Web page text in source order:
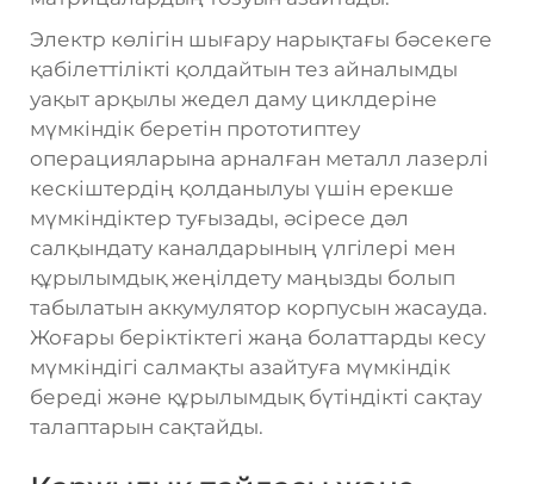
Электр көлігін шығару нарықтағы бәсекеге
қабілеттілікті қолдайтын тез айналымды
уақыт арқылы жедел даму циклдеріне
мүмкіндік беретін прототиптеу
операцияларына арналған металл лазерлі
кескіштердің қолданылуы үшін ерекше
мүмкіндіктер туғызады, әсіресе дәл
салқындату каналдарының үлгілері мен
құрылымдық жеңілдету маңызды болып
табылатын аккумулятор корпусын жасауда.
Жоғары беріктіктегі жаңа болаттарды кесу
мүмкіндігі салмақты азайтуға мүмкіндік
береді және құрылымдық бүтіндікті сақтау
талаптарын сақтайды.